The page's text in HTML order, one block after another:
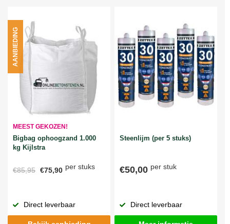
MEEST GEKOZEN!
Bigbag ophoogzand 1.000
kg Kijlstra
€85,95 €75,90 per stuks
AANBIEDING
Direct leverbaar
Steenlijm (per 5 stuks)
€50,00 per stuk
Direct leverbaar